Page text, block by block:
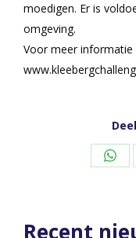
moedigen. Er is
omgeving.
Voor meer informatie
Recent